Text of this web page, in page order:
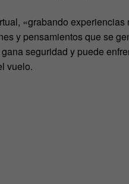
«grabando
y pensamientos que se
seguridad y puede
vuelo.